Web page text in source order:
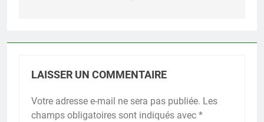
LAISSER UN COMMENTAIRE
Votre adresse e-mail ne sera pas publiée. Les
champs obligatoires sont indiqués avec *